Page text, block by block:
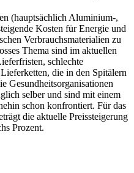
(hauptsächlich Aluminium-,
Kosten für Energie und
Verbrauchsmaterialien zu
Thema sind im aktuellen
schlechte
die in den Spitälern
Gesundheitsorganisationen
selber und sind mit einem
schon konfrontiert. Für das
die aktuelle Preissteigerung
Prozent.